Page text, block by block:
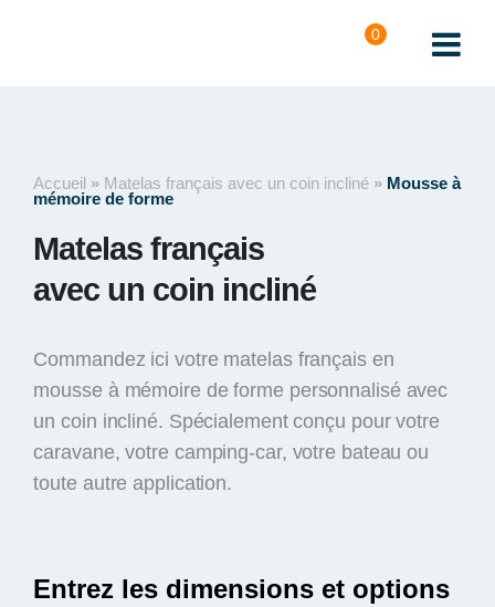
0
Accueil » Matelas français avec un coin incliné » Mousse à
mémoire de forme
Matelas français
avec un coin incliné
Commandez ici votre matelas français en
mousse à mémoire de forme personnalisé avec
un coin incliné. Spécialement conçu pour votre
caravane, votre camping-car, votre bateau ou
toute autre application.
Entrez les dimensions et options